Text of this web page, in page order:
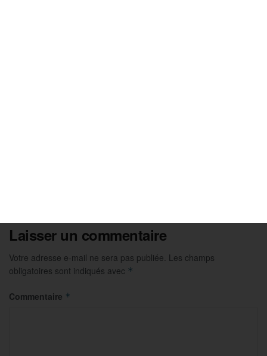
Laisser un commentaire
Votre adresse e-mail ne sera pas publiée. Les champs
obligatoires sont indiqués avec *
Commentaire *